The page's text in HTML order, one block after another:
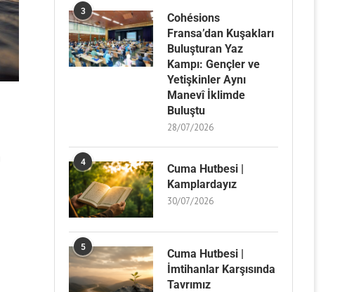
3
Cohésions
Fransa’dan Kuşakları
Buluşturan Yaz
Kampı: Gençler ve
Yetişkinler Aynı
Manevî İklimde
Buluştu
28/07/2026
4
Cuma Hutbesi |
Kamplardayız
30/07/2026
5
Cuma Hutbesi |
İmtihanlar Karşısında
Tavrımız